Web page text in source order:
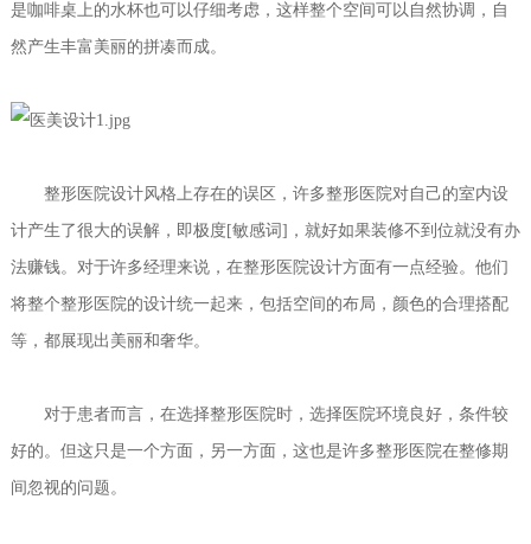
是咖啡桌上的水杯也可以仔细考虑，这样整个空间可以自然协调，自
然产生丰富美丽的拼凑而成。
整形医院设计风格上存在的误区，许多整形医院对自己的室内设
计产生了很大的误解，即极度[敏感词]，就好如果装修不到位就没有办
法赚钱。对于许多经理来说，在整形医院设计方面有一点经验。他们
将整个整形医院的设计统一起来，包括空间的布局，颜色的合理搭配
等，都展现出美丽和奢华。
对于患者而言，在选择整形医院时，选择医院环境良好，条件较
好的。但这只是一个方面，另一方面，这也是许多整形医院在整修期
间忽视的问题。